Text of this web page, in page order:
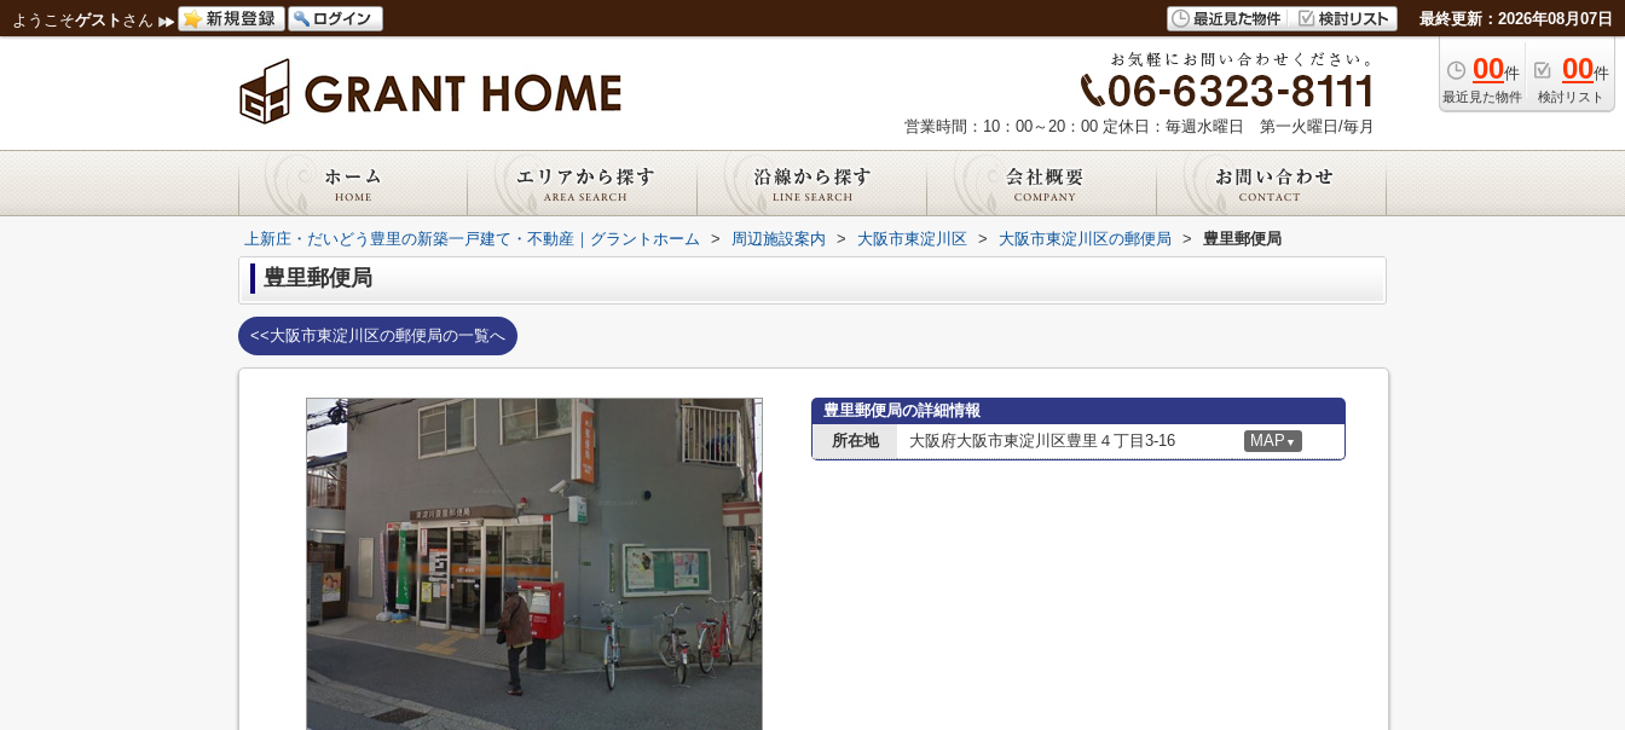
ようこそゲスト さん 最終更新：2026年08月07日
00件
最近見た物件
00件
検討リスト
営業時間：10：00～20：00 定休日：毎週水曜日 第一火曜日/毎月
上新庄・だいどう豊里の新築一戸建て・不動産｜グラントホーム > 周辺施設案内 > 大阪市東淀川区 > 大阪市東淀川区の郵便局 > 豊里郵便局
豊里郵便局
<<大阪市東淀川区の郵便局の一覧へ
豊里郵便局の詳細情報
所在地
大阪府大阪市東淀川区豊里４丁目3-16 MAP ▼